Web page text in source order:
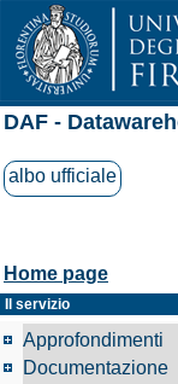
DAF -
albo ufficiale
Home page
Il servizio
Approfondimenti
Documentazione